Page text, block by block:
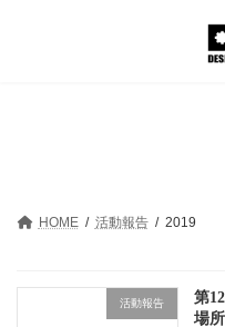
HOME 活動報告 2019
活動報告
第
場